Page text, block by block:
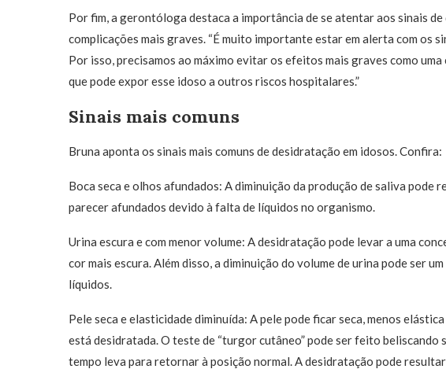
Por fim, a gerontóloga destaca a importância de se atentar aos sinais
complicações mais graves. “É muito importante estar em alerta com os
Por isso, precisamos ao máximo evitar os efeitos mais graves como
que pode expor esse idoso a outros riscos hospitalares.”
Sinais mais comuns
Bruna aponta os sinais mais comuns de desidratação em idosos. Confira:
Boca seca e olhos afundados: A diminuição da produção de saliva pode
parecer afundados devido à falta de líquidos no organismo.
Urina escura e com menor volume: A desidratação pode levar a uma
cor mais escura. Além disso, a diminuição do volume de urina pode ser
líquidos.
Pele seca e elasticidade diminuída: A pele pode ficar seca, menos
está desidratada. O teste de “turgor cutâneo” pode ser feito beliscando
tempo leva para retornar à posição normal. A desidratação pode